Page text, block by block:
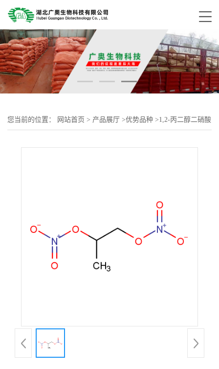
您当前的位置： 网站首页 > 产品展厅 >优势品种 >1,2-丙二醇二硝酸